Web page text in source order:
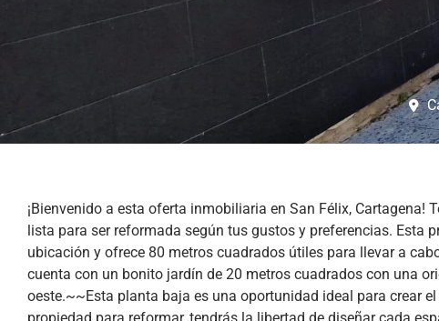
¡Bienvenido a esta oferta inmobiliaria en San Félix, Cartagena!
lista para ser reformada según tus gustos y preferencias. Esta
ubicación y ofrece 80 metros cuadrados útiles para llevar a
cuenta con un bonito jardín de 20 metros cuadrados con una
oeste.~~Esta planta baja es una oportunidad ideal para crear